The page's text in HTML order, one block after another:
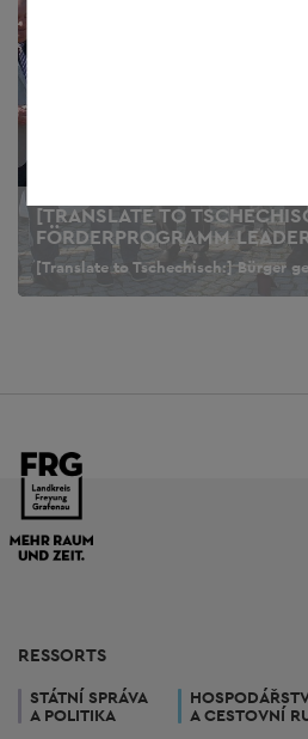
[TRANSLATE TO
FÖRDERPROGRAMM
[Translate to Tschechisch:] Bürger
RESSORTS
STÁTNÍ SPRÁVA
A POLITIKA
A CESTOVNÍ